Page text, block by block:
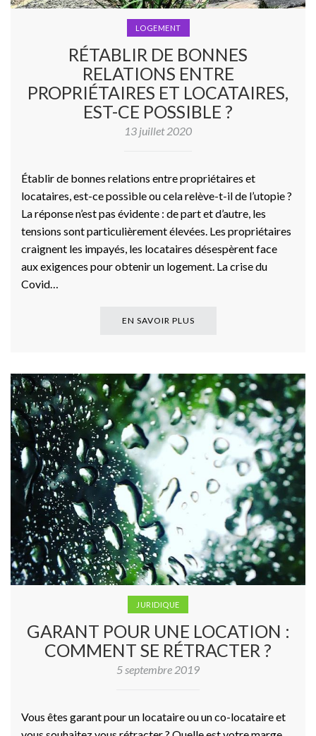
LOGEMENT
RÉTABLIR DE BONNES
RELATIONS ENTRE
PROPRIÉTAIRES ET LOCATAIRES,
EST-CE POSSIBLE ?
13 juillet 2020
Établir de bonnes relations entre propriétaires et
locataires, est-ce possible ou cela relève-t-il de l’utopie ?
La réponse n’est pas évidente : de part et d’autre, les
tensions sont particulièrement élevées. Les propriétaires
craignent les impayés, les locataires désespèrent face
aux exigences pour obtenir un logement. La crise du
Covid…
EN SAVOIR PLUS
JURIDIQUE
GARANT POUR UNE LOCATION :
COMMENT SE RÉTRACTER ?
5 septembre 2019
Vous êtes garant pour un locataire ou un co-locataire et